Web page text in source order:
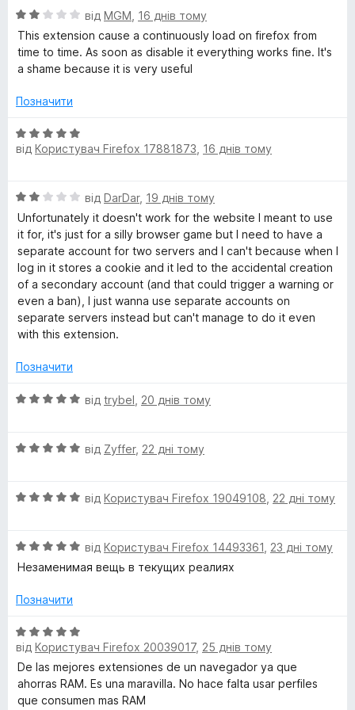
з
5
к
а
5
з
О
ц
н
а
з
5
від MGM 16 днів тому
This extension cause a continuously load on firefox from
time to time. As soon as disable it everything works fine. It's
a shame because it is very useful
Позначити
О
ц
к
а
5
з
5
від Користувач Firefox 17881873 16 днів тому
О
ц
н
к
а
2
з
5
від DarDar, 19 днів тому
Unfortunately it doesn't work for the website I meant to use
it for, it's just for a silly browser game but I need to have a
separate account for two servers and I can't because when I
log in it stores a cookie and it led to the accidental creation
of a secondary account (and that could trigger a warning or
even a ban), I just wanna use separate accounts on
separate servers instead but can't manage to do it even
with this extension.
Позначити
О
н
5
від trybel 20 днів тому
О
н
5
з
від Zyffer, 22 дні тому
О
н
к
5
5
від Користувач Firefox 19049108 22 дні тому
О
ц
н
а
5
з
5
від Користувач Firefox 14493361 23 дні тому
Незаменимая вещь в текущих реалиях
Позначити
О
ц
н
к
від Користувач Firefox 20039017, 25 днів тому
De las mejores extensiones de un navegador ya que
ahorras RAM. Es una maravilla. No hace falta usar perfiles
que consumen mas RAM